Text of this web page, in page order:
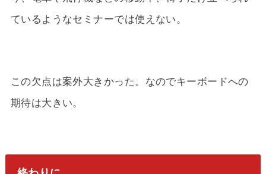
ているようなセミナーでは使えない。
この欠点は案外大きかった。なのでキーボードへの
期待は大きい。